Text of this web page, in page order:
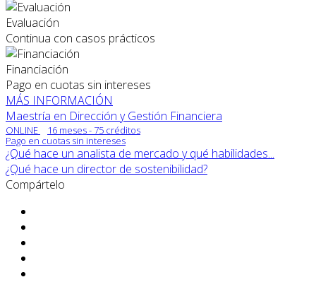
Evaluación
Continua con casos prácticos
Financiación
Pago en cuotas sin intereses
MÁS INFORMACIÓN
Maestría en Dirección y Gestión Financiera
ONLINE
16 meses - 75 créditos
Pago en cuotas sin intereses
¿Qué hace un analista de mercado y qué habilidades...
¿Qué hace un director de sostenibilidad?
Compártelo